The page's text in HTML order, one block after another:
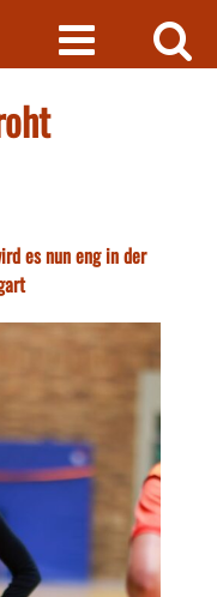
es nun eng in der